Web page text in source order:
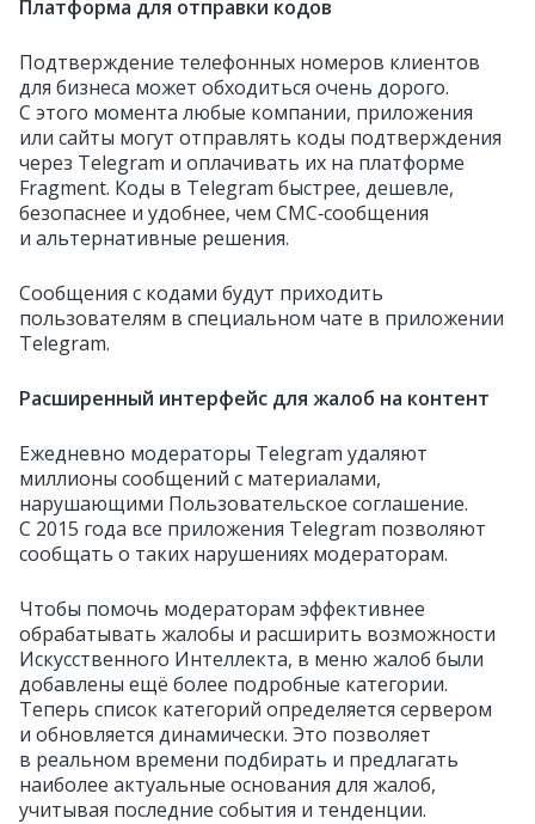
Платформа для отправки кодов
Подтверждение телефонных номеров клиентов
для бизнеса может обходиться очень дорого.
С этого момента любые компании, приложения
или сайты могут отправлять коды подтверждения
через Telegram и оплачивать их на платформе
Fragment. Коды в Telegram быстрее, дешевле,
безопаснее и удобнее, чем СМС‑сообщения
и альтернативные решения.
Сообщения с кодами будут приходить
пользователям в специальном чате в приложении
Telegram.
Расширенный интерфейс для жалоб на контент
Ежедневно модераторы Telegram удаляют
миллионы сообщений с материалами,
нарушающими Пользовательское соглашение.
С 2015 года все приложения Telegram позволяют
сообщать о таких нарушениях модераторам.
Чтобы помочь модераторам эффективнее
обрабатывать жалобы и расширить возможности
Искусственного Интеллекта, в меню жалоб были
добавлены ещё более подробные категории.
Теперь список категорий определяется сервером
и обновляется динамически. Это позволяет
в реальном времени подбирать и предлагать
наиболее актуальные основания для жалоб,
учитывая последние события и тенденции.